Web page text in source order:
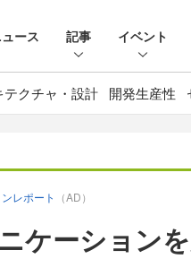
ース 記事 イベント
テクチャ・設計 開発生産性
レポート （AD）
ケーション